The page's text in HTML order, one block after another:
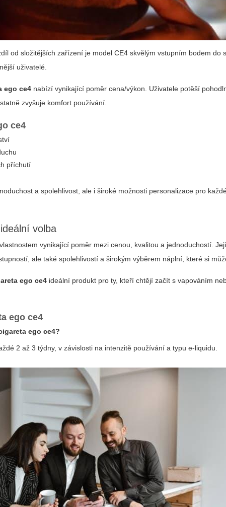
od složitějších zařízení je model CE4 skvělým vstupním bodem do
uživatelé.
ego ce4 nabízí vynikající poměr cena/výkon. Uživatele potěší
zvyšuje komfort používání.
ce4
příchutí
a spolehlivost, ale i široké možnosti personalizace pro
volba
vynikající poměr mezi cenou, kvalitou a jednoduchostí.
ale také spolehlivostí a širokým výběrem náplní, které si
ego ce4 ideální produkt pro ty, kteří chtějí začít s vapováním
ego ce4
ego ce4?
2 až 3 týdny, v závislosti na intenzitě používání a typu e-liquidu.